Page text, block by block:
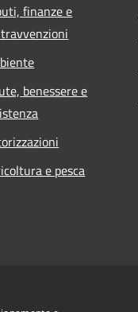
finanze e
benessere e
e pesca